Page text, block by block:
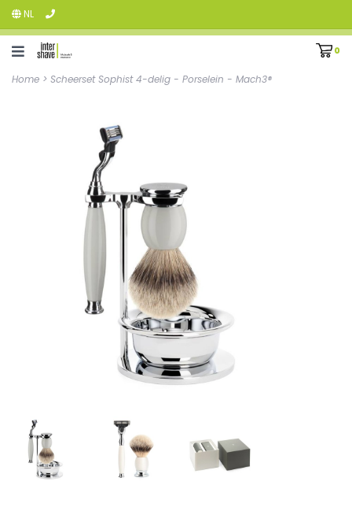
NL
0
Home > Scheerset Sophist 4-delig - Porselein - Mach3®